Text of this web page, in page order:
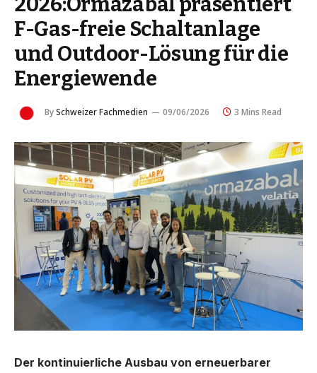
F-Gas-freie Schaltanlage
und Outdoor-Lösung für die
Energiewende
BySchweizer Fachmedien 09/06/2026 3 Mins Read
Der kontinuierliche Ausbau von erneuerbarer